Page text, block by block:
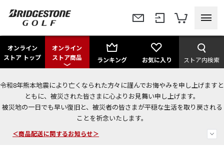
オンライン
ストア トップ
オンライン
ストア商品
ランキング お気に入り ストア内検索
令和8年熊本地震により亡くなられた方々に謹んでお悔やみを申し上げますと
ともに、被災された皆さまに心よりお見舞い申し上げます。
被災地の一日でも早い復旧と、被災者の皆さまが平穏な生活を取り戻される
ことを祈念いたします。
今なら新規会員登録で1,000円OFFクーポンプレゼント！
＜商品配送に関するお知らせ＞